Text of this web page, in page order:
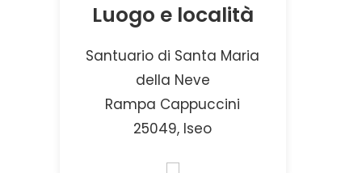
Luogo e località
Santuario di Santa Maria
della Neve
Rampa Cappuccini
25049, Iseo